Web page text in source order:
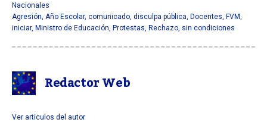
Nacionales
Agresión, Año Escolar, comunicado, disculpa pública, Docentes, FVM,
iniciar, Ministro de Educación, Protestas, Rechazo, sin condiciones
Redactor Web
Ver articulos del autor